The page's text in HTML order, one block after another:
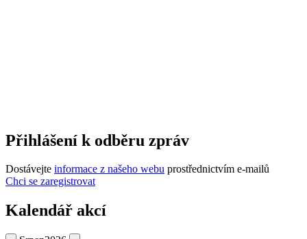
Přihlášení k odběru zpráv
Dostávejte informace z našeho webu prostřednictvím e-mailů
Chci se zaregistrovat
Kalendář akcí